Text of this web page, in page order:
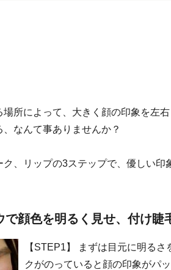
場所によって、大きく顔の印象を左
なんて事ありませんか？
、リップの3ステップで、優しい印
で顔色を明るく見せ、付け睫
【STEP1】 まずは目元に明る
クがのっていると顔の印象がパ